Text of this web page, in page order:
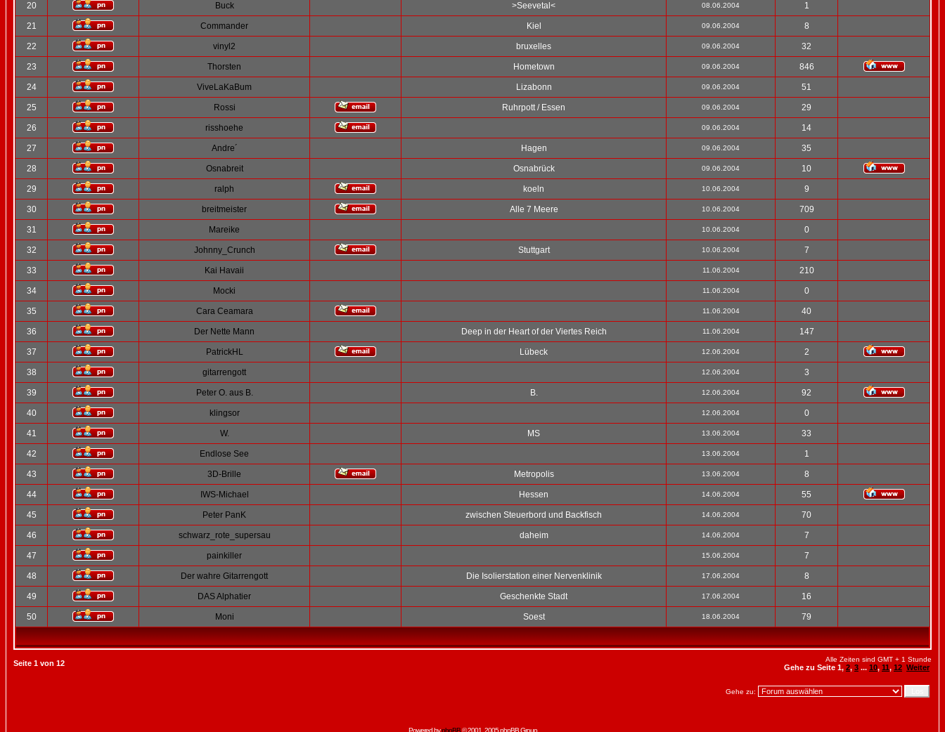
20 Buck >Seevetal< 08.06.2004 1
21 Commander Kiel 09.06.2004 8
22 vinyl2 bruxelles 09.06.2004 32
23 Thorsten Hometown 09.06.2004 846
24 ViveLaKaBum Lizabonn 09.06.2004 51
25 Rossi Ruhrpott / Essen 09.06.2004 29
26 risshoehe 09.06.2004 14
27 Andre´ Hagen 09.06.2004 35
28 Osnabreit Osnabrück 09.06.2004 10
29 ralph koeln 10.06.2004 9
30 breitmeister Alle 7 Meere 10.06.2004 709
31 Mareike 10.06.2004 0
32 Johnny_Crunch Stuttgart 10.06.2004 7
33 Kai Havaii 11.06.2004 210
34 Mocki 11.06.2004 0
35 Cara Ceamara 11.06.2004 40
36 Der Nette Mann Deep in der Heart of der Viertes Reich 11.06.2004 147
37 PatrickHL Lübeck 12.06.2004 2
38 gitarrengott 12.06.2004 3
39 Peter O. aus B. B. 12.06.2004 92
40 klingsor 12.06.2004 0
41 W. MS 13.06.2004 33
42 Endlose See 13.06.2004 1
43 3D-Brille Metropolis 13.06.2004 8
44 IWS-Michael Hessen 14.06.2004 55
45 Peter PanK zwischen Steuerbord und Backfisch 14.06.2004 70
46 schwarz_rote_supersau daheim 14.06.2004 7
47 painkiller 15.06.2004 7
48 Der wahre Gitarrengott Die Isolierstation einer Nervenklinik 17.06.2004 8
49 DAS Alphatier Geschenkte Stadt 17.06.2004 16
50 Moni Soest 18.06.2004 79
Seite 1 von 12 Alle Zeiten sind GMT + 1 Stunde
Gehe zu Seite 1, 2, 3 ... 10, 11, 12 Weiter
Gehe zu:
Powered byphpBB© 2001, 2005 phpBB Group